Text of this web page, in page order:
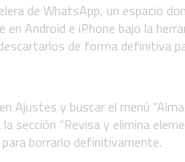
de WhatsApp, un espacio
Android e iPhone bajo la
de forma definitiva
Ajustes y buscar el menú
“Revisa y elimina
para borrarlo definitivamente.